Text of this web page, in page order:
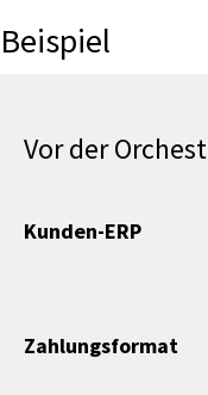
Beispiel
Vor der
Kunden-ERP
Zahlungsformat